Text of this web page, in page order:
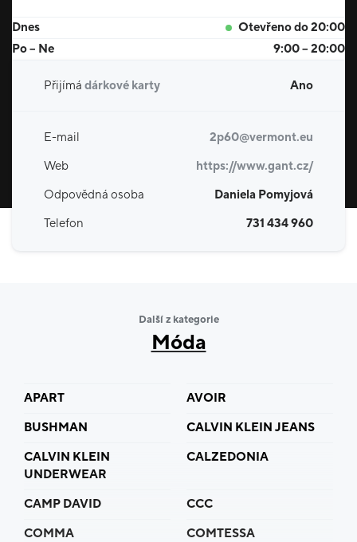
Dnes
Otevřeno do 20:00
Po – Ne
9:00 – 20:00
Přijímá dárkové karty Ano
E-mail
2p60@vermont.eu
Web
https://www.gant.cz/
Odpovědná osoba
Daniela Pomyjová
Telefon
731 434 960
Další z kategorie
Móda
APART
AVOIR
BUSHMAN
CALVIN KLEIN JEANS
CALVIN KLEIN
UNDERWEAR
CALZEDONIA
CAMP DAVID
CCC
COMMA
COMTESSA